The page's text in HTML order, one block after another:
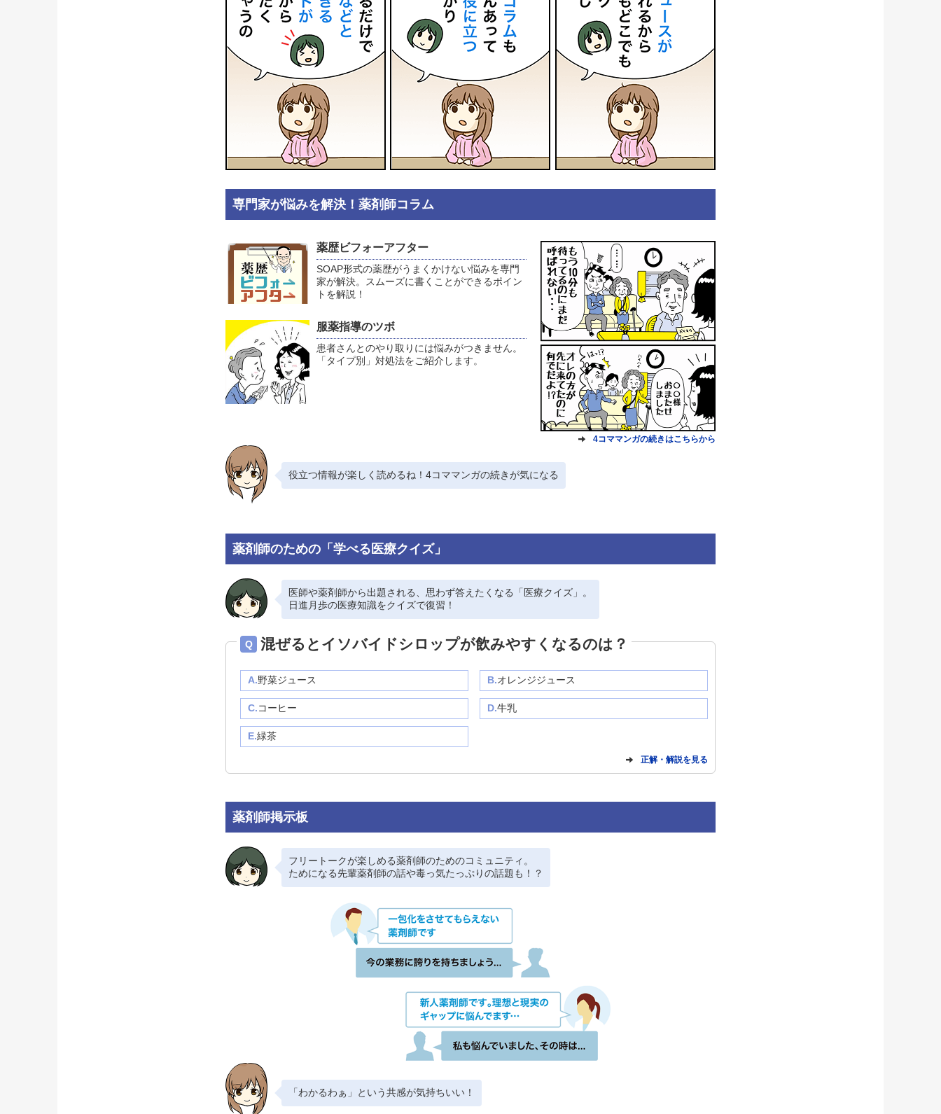
専門家が悩みを解決！薬剤師コラム
薬歴ビフォーアフター
SOAP形式の薬歴がうまくかけない悩みを専門
家が解決。スムーズに書くことができるポイン
トを解説！
服薬指導のツボ
患者さんとのやり取りには悩みがつきません。
「タイプ別」対処法をご紹介します。
4コママンガの続きはこちらから
役立つ情報が楽しく読めるね！4コママンガの続きが気になる
薬剤師のための「学べる医療クイズ」
医師や薬剤師から出題される、思わず答えたくなる「医療クイズ」。
日進月歩の医療知識をクイズで復習！
Q 混ぜるとイソバイドシロップが飲みやすくなるのは？
A.野菜ジュース B.オレンジジュース
C.コーヒー D.牛乳
E.緑茶
正解・解説を見る
薬剤師掲示板
フリートークが楽しめる薬剤師のためのコミュニティ。
ためになる先輩薬剤師の話や毒っ気たっぷりの話題も！？
「わかるわぁ」という共感が気持ちいい！